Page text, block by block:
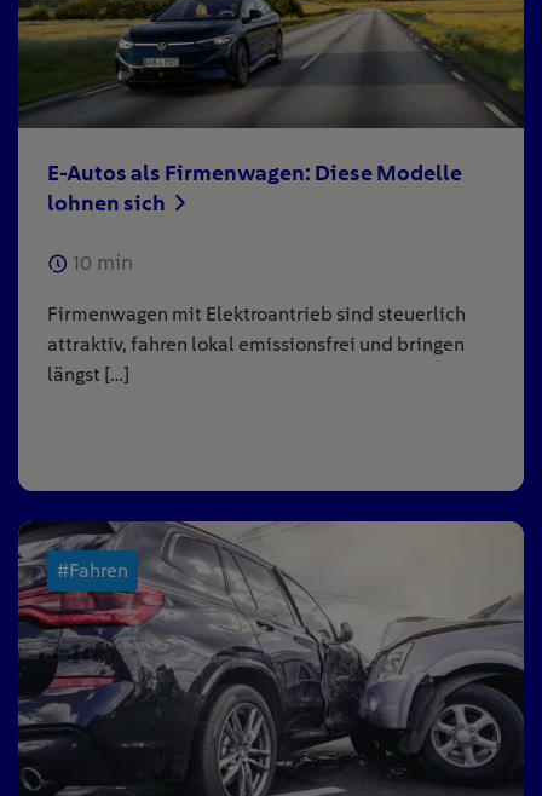
E-Autos als Firmenwagen: Diese Modelle
lohnen sich
10 min
Firmenwagen mit Elektroantrieb sind steuerlich
attraktiv, fahren lokal emissionsfrei und bringen
längst […]
#Fahren